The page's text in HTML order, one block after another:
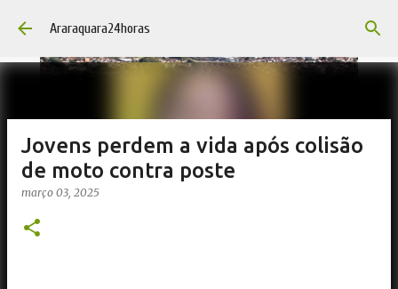
Pular para o conteúdo principal
Araraquara24horas
Jovens perdem a vida após colisão
de moto contra poste
março 03, 2025